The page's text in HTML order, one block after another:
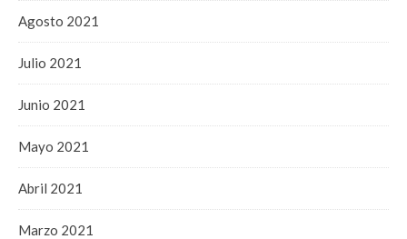
Agosto 2021
Julio 2021
Junio 2021
Mayo 2021
Abril 2021
Marzo 2021